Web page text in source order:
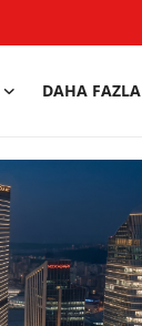
DAHA FAZLA